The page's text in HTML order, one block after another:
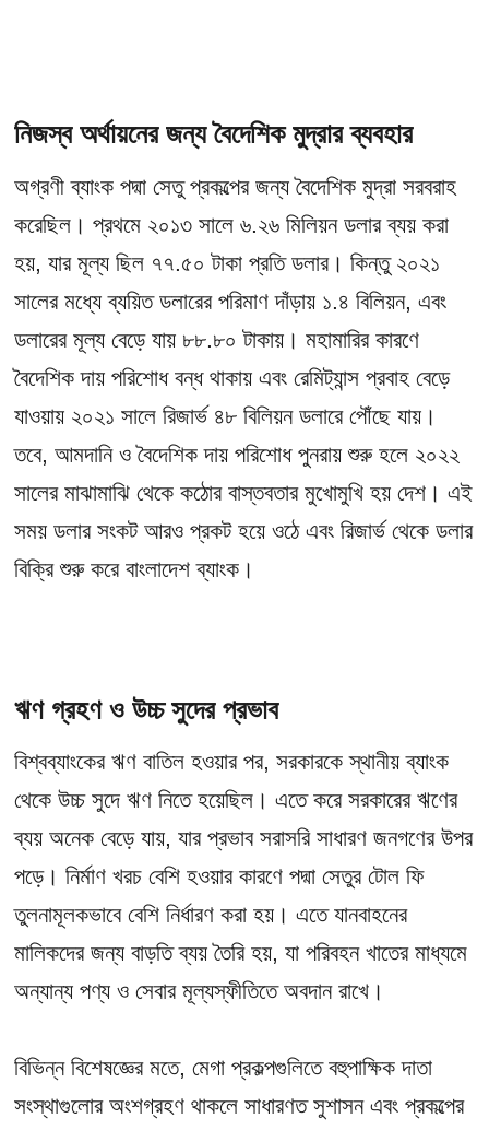
নিজস্ব অর্থায়নের জন্য বৈদেশিক মুদ্রার ব্যবহার
অগ্রণী ব্যাংক পদ্মা সেতু প্রকল্পের জন্য বৈদেশিক মুদ্রা সরবরাহ
করেছিল। প্রথমে ২০১৩ সালে ৬.২৬ মিলিয়ন ডলার ব্যয় করা
হয়, যার মূল্য ছিল ৭৭.৫০ টাকা প্রতি ডলার। কিন্তু ২০২১
সালের মধ্যে ব্যয়িত ডলারের পরিমাণ দাঁড়ায় ১.৪ বিলিয়ন, এবং
ডলারের মূল্য বেড়ে যায় ৮৮.৮০ টাকায়। মহামারির কারণে
বৈদেশিক দায় পরিশোধ বন্ধ থাকায় এবং রেমিট্যান্স প্রবাহ বেড়ে
যাওয়ায় ২০২১ সালে রিজার্ভ ৪৮ বিলিয়ন ডলারে পৌঁছে যায়।
তবে, আমদানি ও বৈদেশিক দায় পরিশোধ পুনরায় শুরু হলে ২০২২
সালের মাঝামাঝি থেকে কঠোর বাস্তবতার মুখোমুখি হয় দেশ। এই
সময় ডলার সংকট আরও প্রকট হয়ে ওঠে এবং রিজার্ভ থেকে ডলার
বিক্রি শুরু করে বাংলাদেশ ব্যাংক।
ঋণ গ্রহণ ও উচ্চ সুদের প্রভাব
বিশ্বব্যাংকের ঋণ বাতিল হওয়ার পর, সরকারকে স্থানীয় ব্যাংক
থেকে উচ্চ সুদে ঋণ নিতে হয়েছিল। এতে করে সরকারের ঋণের
ব্যয় অনেক বেড়ে যায়, যার প্রভাব সরাসরি সাধারণ জনগণের উপর
পড়ে। নির্মাণ খরচ বেশি হওয়ার কারণে পদ্মা সেতুর টোল ফি
তুলনামূলকভাবে বেশি নির্ধারণ করা হয়। এতে যানবাহনের
মালিকদের জন্য বাড়তি ব্যয় তৈরি হয়, যা পরিবহন খাতের মাধ্যমে
অন্যান্য পণ্য ও সেবার মূল্যস্ফীতিতে অবদান রাখে।
বিভিন্ন বিশেষজ্ঞের মতে, মেগা প্রকল্পগুলিতে বহুপাক্ষিক দাতা
সংস্থাগুলোর অংশগ্রহণ থাকলে সাধারণত সুশাসন এবং প্রকল্পের